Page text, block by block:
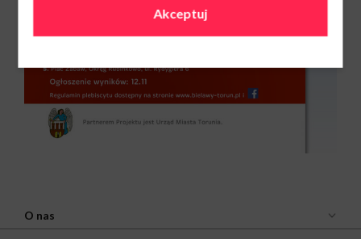
O nas
Akceptuj